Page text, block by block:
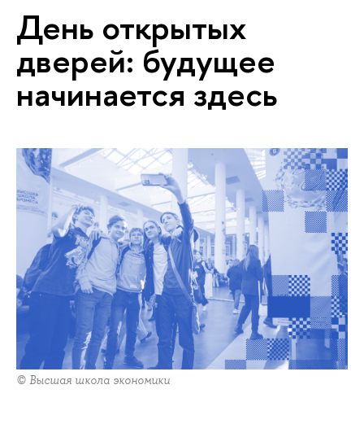
День открытых
дверей: будущее
начинается здесь
© Высшая школа экономики